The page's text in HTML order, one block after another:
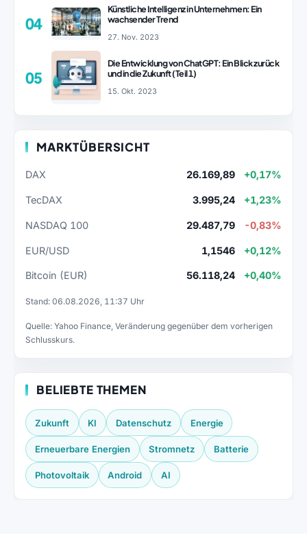
04
Künstliche Intelligenz in Unternehmen: Ein
wachsender Trend
27. Nov. 2023
05
Die Entwicklung von ChatGPT: Ein Blick zurück
und in die Zukunft (Teil 1)
15. Okt. 2023
MARKTÜBERSICHT
DAX 26.169,89 +0,17%
TecDAX 3.995,24 +1,23%
NASDAQ 100 29.487,79 -0,83%
EUR/USD 1,1546 +0,12%
Bitcoin (EUR) 56.118,24 +0,40%
Stand: 06.08.2026, 11:37 Uhr
Quelle: Yahoo Finance, Veränderung gegenüber dem vorherigen
Schlusskurs.
BELIEBTE THEMEN
Zukunft KI Datenschutz Energie
Erneuerbare Energien Stromnetz Batterie
Photovoltaik Android AI